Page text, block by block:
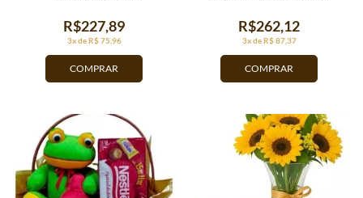
COMPRAR
3x de R$ 75,96
R$227,89
COMPRAR
3x de R$ 87,37
R$262,12